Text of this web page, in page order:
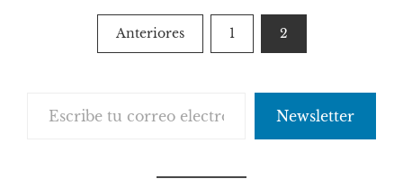
Paginación
Anteriores 1 2
Newsletter